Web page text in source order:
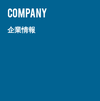
COMPANY
企業情報